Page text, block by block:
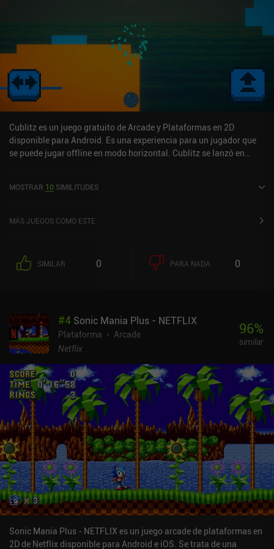
no todo es perfecto. Aunque los enemigos parecen variados, tienen
línea parece una oportunidad perdida. Dino Quake es un juego
premium que cuesta 2,99 $ en Android y 3,99 $ en iOS. Y el tema
nostálgico y la rejugabilidad arcade lo convierten en un alegre
retroceso.
Cublitz es un juego gratuito de Arcade y Plataformas en 2D
disponible para Android. Es una experiencia para un jugador que
se puede jugar offline en modo horizontal. Cublitz se lanzó en
MOSTRAR 10 SIMILITUDES
MÁS JUEGOS COMO ESTE
SIMILAR 0 PARA NADA 0
#4 Sonic Mania Plus - NETFLIX
Plataforma
Arcade
Netflix
96%
similar
Sonic Mania Plus - NETFLIX es un juego arcade de plataformas en
2D de Netflix disponible para Android e iOS. Se trata de una